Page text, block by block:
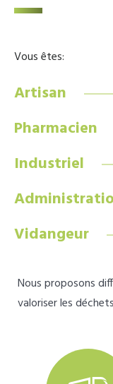
Vous êtes:
Artisan
Pharmacien
Industriel
Vidangeur
Nous proposons
valoriser les